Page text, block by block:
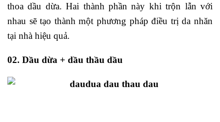
thoa dầu dừa. Hai thành phần này khi trộn lẫn với
nhau sẽ tạo thành một phương pháp điều trị da nhăn
tại nhà hiệu quả.
02. Dầu dừa + dầu thầu dầu